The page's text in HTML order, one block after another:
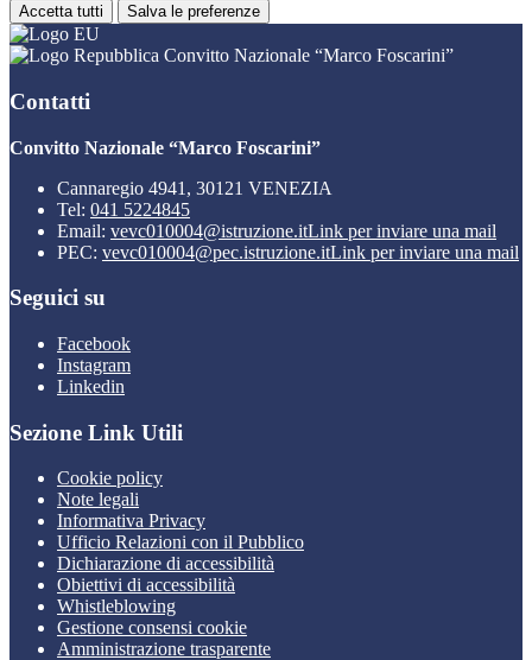
Accetta tutti Salva le preferenze
Convitto Nazionale “Marco Foscarini”
Contatti
Convitto Nazionale “Marco Foscarini”
Cannaregio 4941, 30121 VENEZIA
Tel: 041 5224845
Email: vevc010004@istruzione.itLink per inviare una mail
PEC: vevc010004@pec.istruzione.itLink per inviare una mail
Seguici su
Facebook
Instagram
Linkedin
Sezione Link Utili
Cookie policy
Note legali
Informativa Privacy
Ufficio Relazioni con il Pubblico
Dichiarazione di accessibilità
Obiettivi di accessibilità
Whistleblowing
Gestione consensi cookie
Amministrazione trasparente